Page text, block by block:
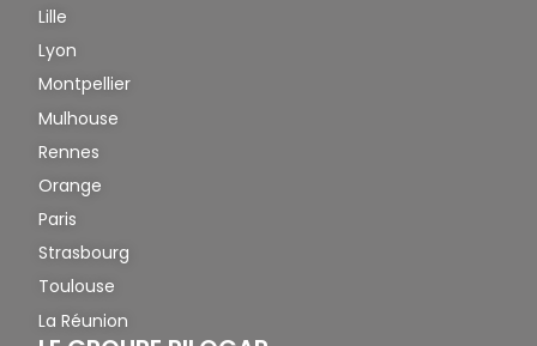
Lille
Lyon
Montpellier
Mulhouse
Rennes
Orange
Paris
Strasbourg
Toulouse
La Réunion